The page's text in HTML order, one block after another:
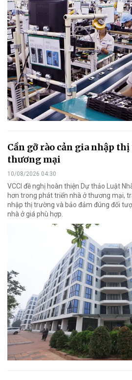
Cần gỡ rào cản gia nhập
thương mại
10/08/2026 04:30
VCCI đề nghị hoàn thiện Dự thảo Luật
hơn trong phát triển nhà ở thương mại,
nhập thị trường và bảo đảm đúng đối
nhà ở giá phù hợp.